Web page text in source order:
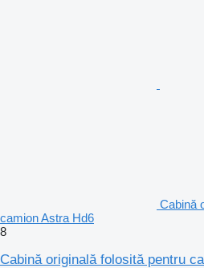
Cabină
camion Astra Hd6
8
Cabină originală folosită pentru